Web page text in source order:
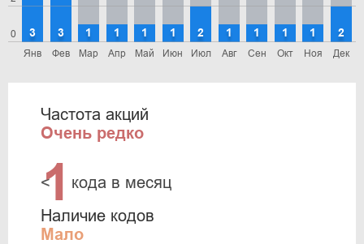
0
Янв
3
Фев
3
Мар
1
Апр
1
Май
1
Июн
1
Июл
2
Авг
1
Сен
1
Окт
1
Ноя
1
Дек
2
Частота акций
Очень редко
<
1 кода в месяц
Наличие кодов
Мало